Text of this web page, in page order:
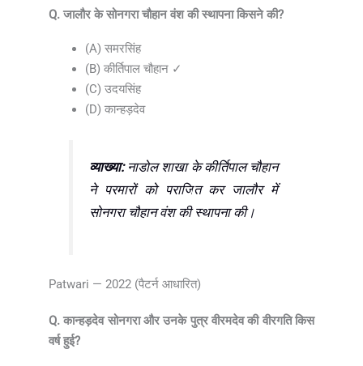
Q. जालौर के सोनगरा चौहान वंश की स्थापना किसने की?
(A) समरसिंह
(B) कीर्तिपाल चौहान ✓
(C) उदयसिंह
(D) कान्हड़देव
व्याख्या:नाडोल शाखा के कीर्तिपाल चौहान
ने परमारों को पराजित कर जालौर में
सोनगरा चौहान वंश की स्थापना की।
Patwari — 2022 (पैटर्न आधारित)
Q. कान्हड़देव सोनगरा और उनके पुत्र वीरमदेव की वीरगति किस
वर्ष हुई?